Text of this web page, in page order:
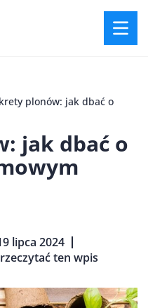
plonów: jak dbać o
jak dbać o
lipca 2024
ten wpis